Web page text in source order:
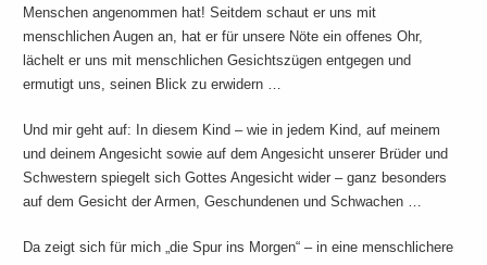
Menschen angenommen hat! Seitdem schaut er uns mit
menschlichen Augen an, hat er für unsere Nöte ein offenes Ohr,
lächelt er uns mit menschlichen Gesichtszügen entgegen und
ermutigt uns, seinen Blick zu erwidern …
Und mir geht auf: In diesem Kind – wie in jedem Kind, auf meinem
und deinem Angesicht sowie auf dem Angesicht unserer Brüder und
Schwestern spiegelt sich Gottes Angesicht wider – ganz besonders
auf dem Gesicht der Armen, Geschundenen und Schwachen …
Da zeigt sich für mich „die Spur ins Morgen“ – in eine menschlichere